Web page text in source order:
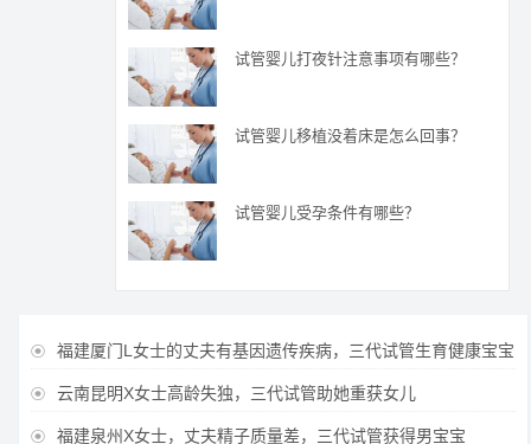
试管婴儿打夜针注意事项有哪些？
试管婴儿移植没着床是怎么回事？
试管婴儿受孕条件有哪些？
 福建厦门L女士的丈夫有基因遗传疾病，三代试管生育健康宝宝
 云南昆明X女士高龄失独，三代试管助她重获女儿
 福建泉州X女士，丈夫精子质量差，三代试管获得男宝宝